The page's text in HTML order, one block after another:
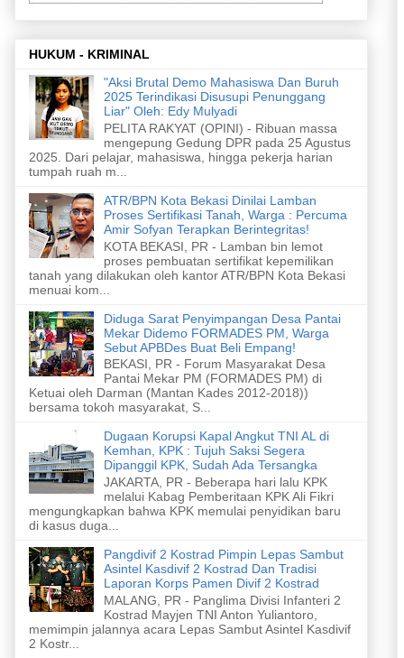
HUKUM - KRIMINAL
"Aksi Brutal Demo Mahasiswa Dan Buruh
2025 Terindikasi Disusupi Penunggang
Liar" Oleh: Edy Mulyadi
PELITA RAKYAT (OPINI) - Ribuan massa
mengepung Gedung DPR pada 25 Agustus
2025. Dari pelajar, mahasiswa, hingga pekerja harian
tumpah ruah m...
ATR/BPN Kota Bekasi Dinilai Lamban
Proses Sertifikasi Tanah, Warga : Percuma
Amir Sofyan Terapkan Berintegritas!
KOTA BEKASI, PR - Lamban bin lemot
proses pembuatan sertifikat kepemilikan
tanah yang dilakukan oleh kantor ATR/BPN Kota Bekasi
menuai kom...
Diduga Sarat Penyimpangan Desa Pantai
Mekar Didemo FORMADES PM, Warga
Sebut APBDes Buat Beli Empang!
BEKASI, PR - Forum Masyarakat Desa
Pantai Mekar PM (FORMADES PM) di
Ketuai oleh Darman (Mantan Kades 2012-2018))
bersama tokoh masyarakat, S...
Dugaan Korupsi Kapal Angkut TNI AL di
Kemhan, KPK : Tujuh Saksi Segera
Dipanggil KPK, Sudah Ada Tersangka
JAKARTA, PR - Beberapa hari lalu KPK
melalui Kabag Pemberitaan KPK Ali Fikri
mengungkapkan bahwa KPK memulai penyidikan baru
di kasus duga...
Pangdivif 2 Kostrad Pimpin Lepas Sambut
Asintel Kasdivif 2 Kostrad Dan Tradisi
Laporan Korps Pamen Divif 2 Kostrad
MALANG, PR - Panglima Divisi Infanteri 2
Kostrad Mayjen TNI Anton Yuliantoro,
memimpin jalannya acara Lepas Sambut Asintel Kasdivif
2 Kostr...